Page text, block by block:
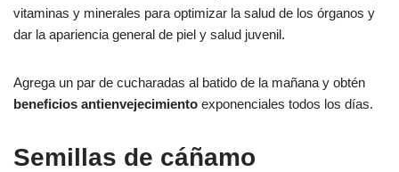
vitaminas y minerales para optimizar la salud de los órganos y
dar la apariencia general de piel y salud juvenil.
Agrega un par de cucharadas al batido de la mañana y obtén
beneficios antienvejecimiento exponenciales todos los días.
Semillas de cáñamo